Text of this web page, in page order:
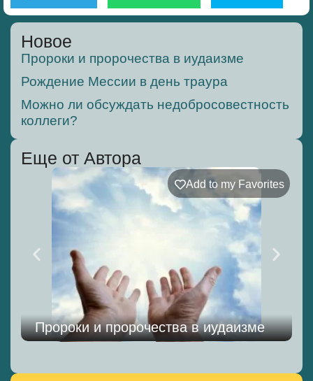
Новое
Пророки и пророчества в иудаизме
Рождение Мессии в день траура
Можно ли обсуждать недобросовестность
коллеги?
Еще от Автора
Add to my Favorites
Пророки и пророчества в иудаизме